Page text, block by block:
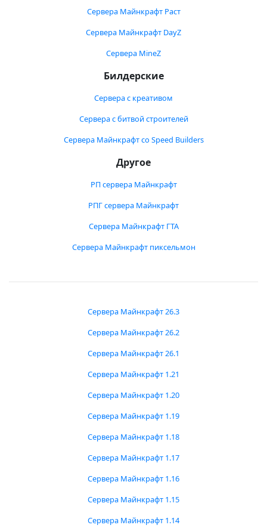
Сервера Майнкрафт Раст
Сервера Майнкрафт DayZ
Сервера MineZ
Билдерские
Сервера с креативом
Сервера с битвой строителей
Сервера Майнкрафт со Speed Builders
Другое
РП сервера Майнкрафт
РПГ сервера Майнкрафт
Сервера Майнкрафт ГТА
Сервера Майнкрафт пиксельмон
Сервера Майнкрафт 26.3
Сервера Майнкрафт 26.2
Сервера Майнкрафт 26.1
Сервера Майнкрафт 1.21
Сервера Майнкрафт 1.20
Сервера Майнкрафт 1.19
Сервера Майнкрафт 1.18
Сервера Майнкрафт 1.17
Сервера Майнкрафт 1.16
Сервера Майнкрафт 1.15
Сервера Майнкрафт 1.14